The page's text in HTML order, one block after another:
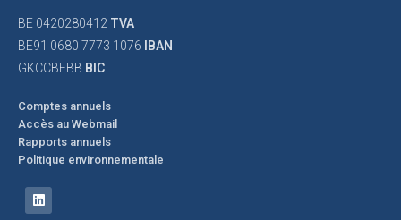
BE 0420280412 TVA
BE91 0680 7773 1076
IBAN
GKCCBEBB BIC
Comptes annuels
Accès au Webmail
Rapports annuels
Politique environnementale